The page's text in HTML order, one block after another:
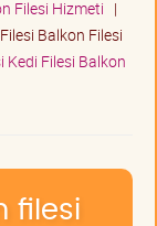
Filesi Hizmeti |
Balkon Filesi
Filesi Balkon
filesi